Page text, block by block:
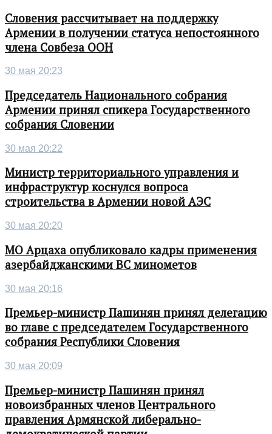
Словения рассчитывает на поддержку
Армении в получении статуса непостоянного
члена Совбеза ООН
30 мая 20:23
Председатель Национального собрания
Армении принял спикера Государственного
собрания Словении
30 мая 20:22
Министр территориального управления и
инфраструктур коснулся вопроса
строительства в Армении новой АЭС
30 мая 20:20
МО Арцаха опубликовало кадры применения
азербайджанскими ВС минометов
30 мая 20:16
Премьер-министр Пашинян принял делегацию
во главе с председателем Государственного
собрания Республики Словения
30 мая 20:09
Премьер-министр Пашинян принял
новоизбранных членов Центрального
правления Армянской либерально-